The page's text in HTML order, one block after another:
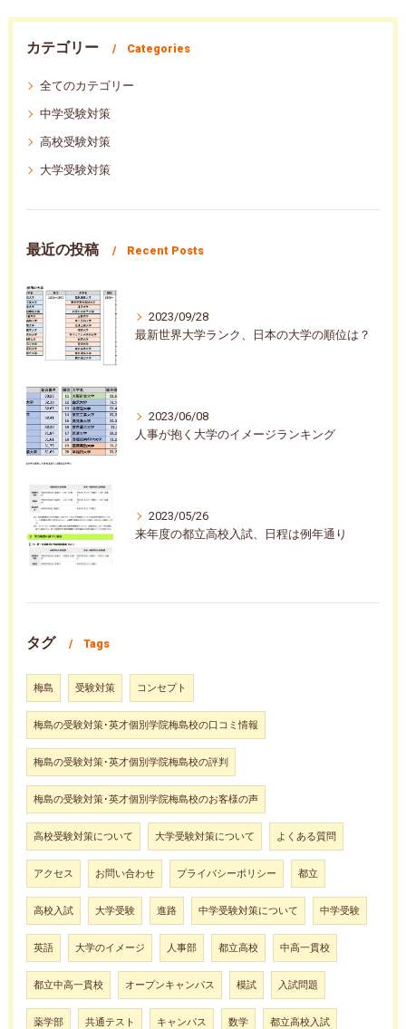
カテゴリー Categories
全てのカテゴリー
中学受験対策
高校受験対策
大学受験対策
最近の投稿 Recent Posts
2023/09/28
最新世界大学ランク、日本の大学の順位は？
2023/06/08
人事が抱く大学のイメージランキング
2023/05/26
来年度の都立高校入試、日程は例年通り
タグ Tags
梅島 受験対策 コンセプト
梅島の受験対策･英才個別学院梅島校の口コミ情報
梅島の受験対策･英才個別学院梅島校の評判
梅島の受験対策･英才個別学院梅島校のお客様の声
高校受験対策について 大学受験対策について よくある質問
アクセス お問い合わせ プライバシーポリシー 都立
高校入試 大学受験 進路 中学受験対策について 中学受験
英語 大学のイメージ 人事部 都立高校 中高一貫校
都立中高一貫校 オープンキャンパス 模試 入試問題
薬学部 共通テスト キャンパス 数学 都立高校入試